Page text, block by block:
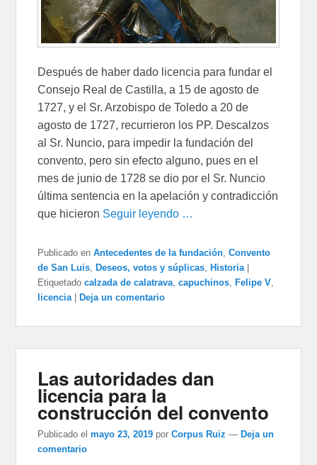
Después de haber dado licencia para fundar el
Consejo Real de Castilla, a 15 de agosto de
1727, y el Sr. Arzobispo de Toledo a 20 de
agosto de 1727, recurrieron los PP. Descalzos
al Sr. Nuncio, para impedir la fundación del
convento, pero sin efecto alguno, pues en el
mes de junio de 1728 se dio por el Sr. Nuncio
última sentencia en la apelación y contradicción
que hicieron Seguir leyendo …
Publicado en Antecedentes de la fundación,Convento
de San Luis, Deseos, votos y súplicas, Historia
Etiquetado calzada de calatrava,capuchinos, Felipe V,
licencia
Deja un comentario
Las autoridades dan
licencia para la
construcción del convento
Publicado el mayo 23, 2019 porCorpus Ruiz — Deja un
comentario